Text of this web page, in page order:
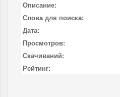
Описание:
Слова для поиска:
Дата:
Просмотров:
Скачиваний:
Рейтинг: